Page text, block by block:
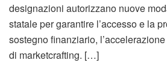
designazioni autorizzano nuove
statale per garantire l’accesso e la
sostegno finanziario,
di marketcrafting. […]